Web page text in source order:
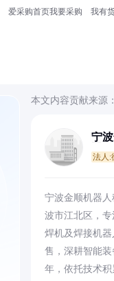
爱采购首页我要采购 我有
本文内容贡献来源：
宁
法人:
宁波金顺机器
波市江北区，
焊机及焊接机
售，深耕智能
年，依托技术